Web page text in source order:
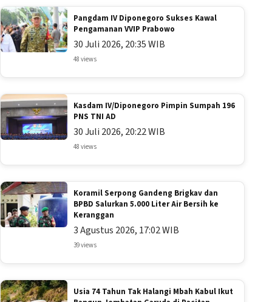
Pangdam IV Diponegoro Sukses Kawal
Pengamanan VVIP Prabowo
30 Juli 2026, 20:35 WIB
48 views
Kasdam IV/Diponegoro Pimpin Sumpah 196
PNS TNI AD
30 Juli 2026, 20:22 WIB
48 views
Koramil Serpong Gandeng Brigkav dan
BPBD Salurkan 5.000 Liter Air Bersih ke
Keranggan
3 Agustus 2026, 17:02 WIB
39 views
Usia 74 Tahun Tak Halangi Mbah Kabul Ikut